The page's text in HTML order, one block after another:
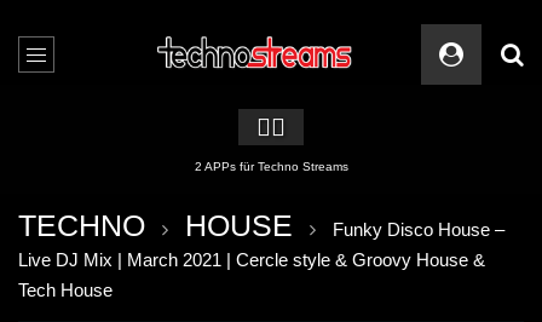
🏳️‍🌈
2 APPs für Techno Streams
TECHNO HOUSE
Funky Disco House –
Live DJ Mix | March 2021 | Cercle style & Groovy House &
Tech House